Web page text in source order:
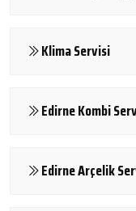
Klima Servisi
Edirne Kombi
Edirne Arçelik